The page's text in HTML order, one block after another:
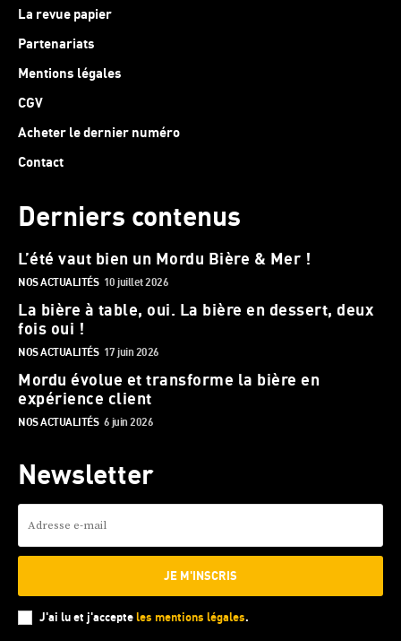
La revue papier
Partenariats
Mentions légales
CGV
Acheter le dernier numéro
Contact
Derniers contenus
L’été vaut bien un Mordu Bière & Mer !
NOS ACTUALITÉS 10 juillet 2026
La bière à table, oui. La bière en dessert, deux
fois oui !
NOS ACTUALITÉS 17 juin 2026
Mordu évolue et transforme la bière en
expérience client
NOS ACTUALITÉS 6 juin 2026
Newsletter
JE M'INSCRIS
J'ai lu et j'accepteles mentions légales.